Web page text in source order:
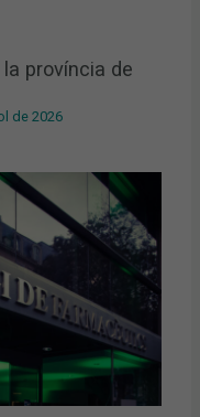
província de
de 2026